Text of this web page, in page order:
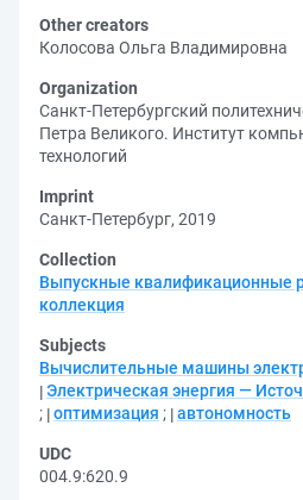
Other creators
Колосова Ольга Владимировна
Organization
Санкт-Петербургский
Петра Великого. Институт
технологий
Imprint
Санкт-Петербург, 2019
Collection
Выпускные квалификационные
коллекция
Subjects
Вычислительные машины
Электрическая энергия —
; оптимизация ; автономность
UDC
004.9:620.9